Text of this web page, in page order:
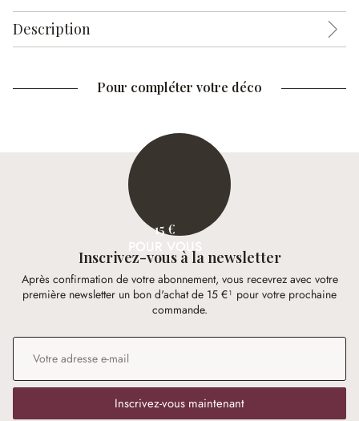
Description
Pour compléter votre déco
15 €
POUR VOUS
Inscrivez-vous à la newsletter
Après confirmation de votre abonnement, vous recevrez avec votre
première newsletter un bon d'achat de 15 €¹ pour votre prochaine
commande.
Adresse e-mail
Inscrivez-vous maintenant